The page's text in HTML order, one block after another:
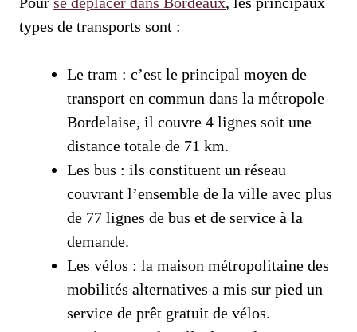
types de transports sont :
Le tram : c’est le principal moyen de
transport en commun dans la métropole
Bordelaise, il couvre 4 lignes soit une
distance totale de 71 km.
Les bus : ils constituent un réseau
couvrant l’ensemble de la ville avec plus
de 77 lignes de bus et de service à la
demande.
Les vélos : la maison métropolitaine des
mobilités alternatives a mis sur pied un
service de prêt gratuit de vélos.